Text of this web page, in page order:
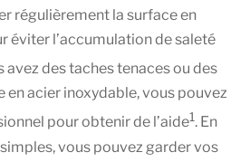
régulièrement la surface en
éviter l’accumulation de saleté
avez des taches tenaces ou des
en acier inoxydable, vous pouvez
pour obtenir de l’aide1. En
vous pouvez garder vos